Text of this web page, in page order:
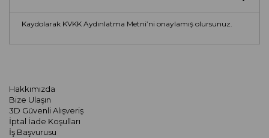
Hakkımızda
Bize Ulaşın
3D Güvenli Alışveriş
İptal İade Koşulları
İş Başvurusu
Kaydolarak KVKK Aydınlatma Metni’ni onaylamış olursunuz.